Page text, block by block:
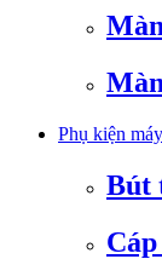
Phụ kiện
Bút